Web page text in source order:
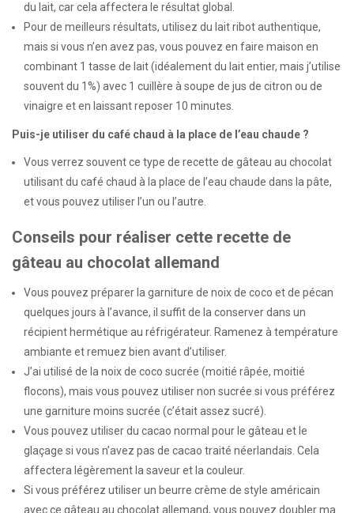
du lait, car cela affectera le résultat global.
Pour de meilleurs résultats, utilisez du lait ribot authentique,
mais si vous n’en avez pas, vous pouvez en faire maison en
combinant 1 tasse de lait (idéalement du lait entier, mais j’utilise
souvent du 1%) avec 1 cuillère à soupe de jus de citron ou de
vinaigre et en laissant reposer 10 minutes.
Puis-je utiliser du café chaud à la place de l’eau chaude ?
Vous verrez souvent ce type de recette de gâteau au chocolat
utilisant du café chaud à la place de l’eau chaude dans la pâte,
et vous pouvez utiliser l’un ou l’autre.
Conseils pour réaliser cette recette de
gâteau au chocolat allemand
Vous pouvez préparer la garniture de noix de coco et de pécan
quelques jours à l’avance, il suffit de la conserver dans un
récipient hermétique au réfrigérateur. Ramenez à température
ambiante et remuez bien avant d’utiliser.
J’ai utilisé de la noix de coco sucrée (moitié râpée, moitié
flocons), mais vous pouvez utiliser non sucrée si vous préférez
une garniture moins sucrée (c’était assez sucré).
Vous pouvez utiliser du cacao normal pour le gâteau et le
glaçage si vous n’avez pas de cacao traité néerlandais. Cela
affectera légèrement la saveur et la couleur.
Si vous préférez utiliser un beurre crème de style américain
avec ce gâteau au chocolat allemand, vous pouvez doubler ma